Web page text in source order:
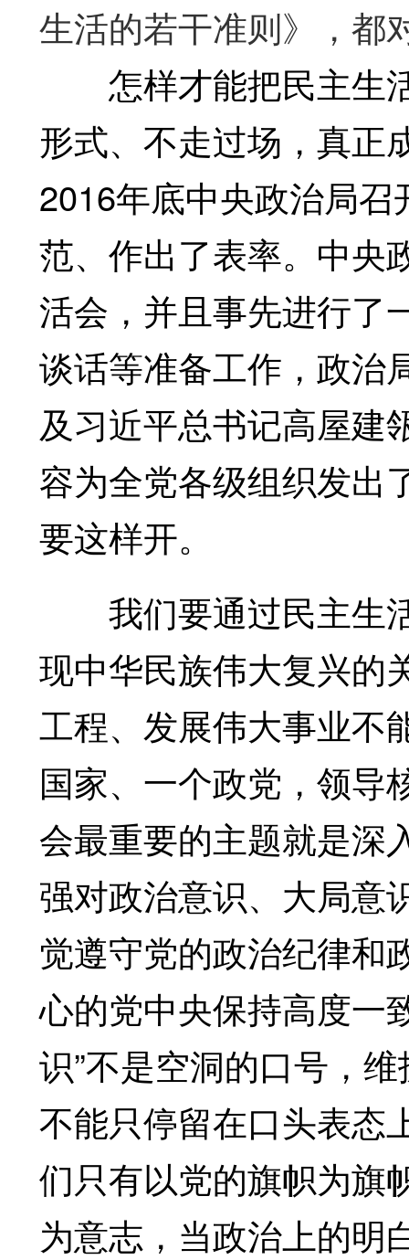
生活的若干准则》，都
怎样才能把民主生
形式、不走过场，真正
2016年底中央政治局
范、作出了表率。中央
活会，并且事先进行了
谈话等准备工作，政治
及习近平总书记高屋建
容为全党各级组织发出
要这样开。
我们要通过民主生
现中华民族伟大复兴的
工程、发展伟大事业不
国家、一个政党，领导
会最重要的主题就是深
强对政治意识、大局意
觉遵守党的政治纪律和
心的党中央保持高度一
识”不是空洞的口号，
不能只停留在口头表态
们只有以党的旗帜为旗
为意志，当政治上的明